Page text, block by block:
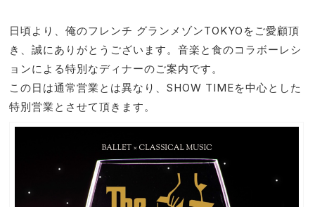
日頃より、俺のフレンチ グランメゾンTOKYOをご愛顧頂
き、誠にありがとうございます。音楽と食のコラボーレシ
ョンによる特別なディナーのご案内です。
この日は通常営業とは異なり、SHOW TIMEを中心とした
特別営業とさせて頂きます。